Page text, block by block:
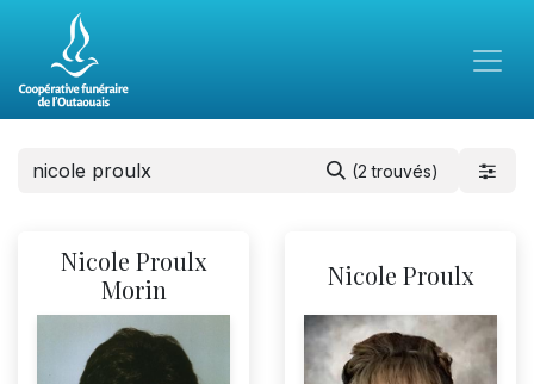
(2 trouvés)
Nicole Proulx
Morin
Nicole Proulx